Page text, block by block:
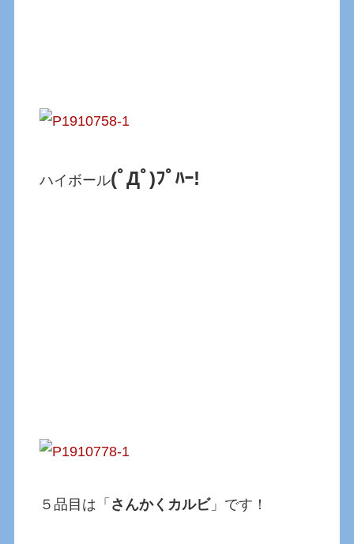
ハイボール(ﾟДﾟ)ﾌﾟﾊｰ!
５品目は「 さんかくカルビ」です！